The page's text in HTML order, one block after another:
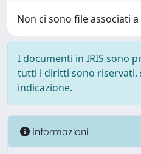
Non ci sono file associati
I documenti in IRIS sono
tutti i diritti sono riservati,
indicazione.
Informazioni